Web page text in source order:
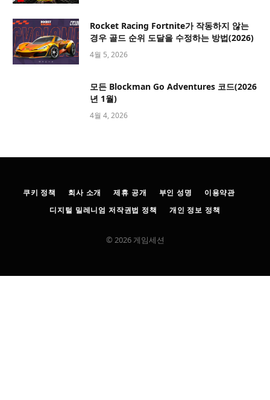
Rocket Racing Fortnite가 작동하지 않는
경우 골드 순위 도달을 수정하는 방법(2026)
4월 5, 2026
모든 Blockman Go Adventures 코드(2026
년 1월)
4월 4, 2026
쿠키 정책 회사 소개 제휴 공개 부인 성명
이용약관
디지털 밀레니엄 저작권법 정책
개인 정보 정책
© 2026 게임세션